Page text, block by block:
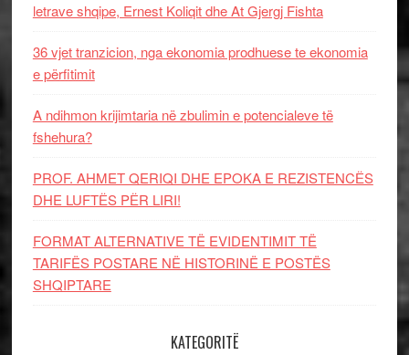
letrave shqipe, Ernest Koliqit dhe At Gjergj Fishta
36 vjet tranzicion, nga ekonomia prodhuese te ekonomia
e përfitimit
A ndihmon krijimtaria në zbulimin e potencialeve të
fshehura?
PROF. AHMET QERIQI DHE EPOKA E REZISTENCЁS
DHE LUFTЁS PЁR LIRI!
FORMAT ALTERNATIVE TË EVIDENTIMIT TË
TARIFËS POSTARE NË HISTORINË E POSTËS
SHQIPTARE
KATEGORITË